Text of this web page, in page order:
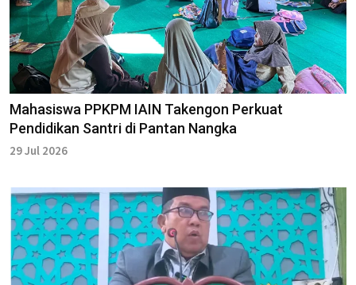
Mahasiswa PPKPM IAIN Takengon Perkuat
Pendidikan Santri di Pantan Nangka
29 Jul 2026